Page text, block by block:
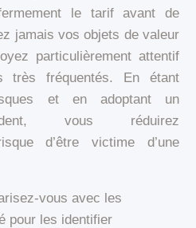
le tarif avant de
jamais vos objets de valeur
particulièrement attentif
très fréquentés. En étant
et en adoptant un
vous réduirez
d’être victime d’une
vous avec les
pour les identifier